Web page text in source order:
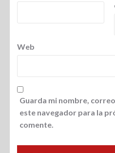
Web
Guarda mi nombre,
este navegador para la
comente.